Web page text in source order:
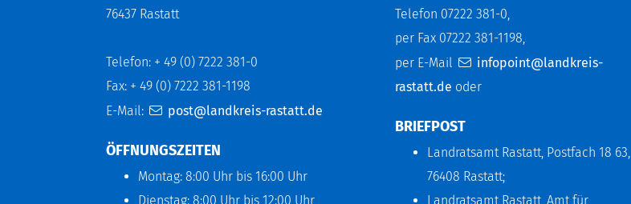
76437 Rastatt
Telefon: + 49 (0) 7222 381-0
Fax: + 49 (0) 7222 381-1198
E-Mail:
post@landkreis-rastatt.de
ÖFFNUNGSZEITEN
Montag: 8:00 Uhr bis 16:00 Uhr
Dienstag: 8:00 Uhr bis 12:00 Uhr
Telefon 07222 381-0,
per Fax 07222 381-1198,
per E-Mail
infopoint@landkreis-
rastatt.de oder
BRIEFPOST
Landratsamt Rastatt, Postfach 18 63,
76408 Rastatt;
Landratsamt Rastatt, Amt für